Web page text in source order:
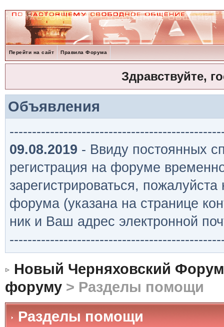
Перейти на сайт Правила Форума
Здравствуйте,
Объявления
09.08.2019 - Ввиду постоянных
регистрация на форуме
зарегистрироваться,
форума (указана на странице
ник и Ваш адрес электронной
Новый Черняховский Форум
форуму> Разделы помощи
Разделы помощи